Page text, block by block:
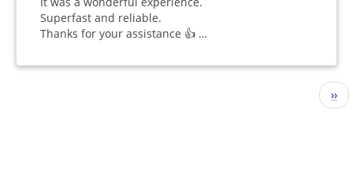
Superfast and reliable.
Thanks for your assistance 👍 …
››